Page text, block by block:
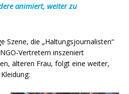
animiert, weiter zu
Szene, die „Haltungsjournalisten“
Vertretern inszeniert
älteren Frau, folgt eine weiter,